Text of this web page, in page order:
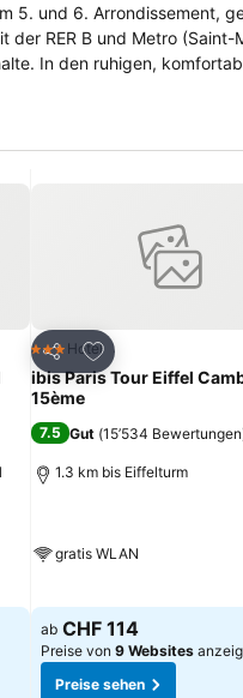
5. und 6. Arrondissement,
der RER B und Metro (Saint-
In den ruhigen,
Teilen
Zu Favoriten
3 SterneHotel
ibis Paris Tour Eiffel
15ème
7.5 Gut (15’534 Bewertungen
1.3 km bis Eiffelturm
gratis WLAN
ab CHF 114
Preise von 9 Websites
Preise sehen